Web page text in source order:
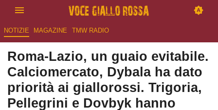
NOTIZIE MAGAZINE TMW RADIO
Roma-Lazio, un guaio evitabile.
Calciomercato, Dybala ha dato
priorità ai giallorossi. Trigoria,
Pellegrini e Dovbyk hanno